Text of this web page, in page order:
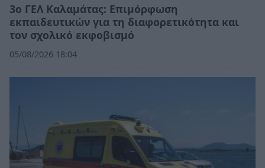
3ο ΓΕΛ Καλαμάτας: Επιμόρφωση
εκπαιδευτικών για τη διαφορετικότητα και
τον σχολικό εκφοβισμό
05/08/2026 18:04